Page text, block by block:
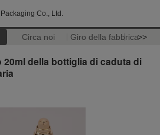
Co., Ltd.
Circa noi Giro della fabbrica>>
20ml della bottiglia di caduta di